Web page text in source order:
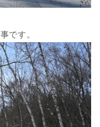
です。